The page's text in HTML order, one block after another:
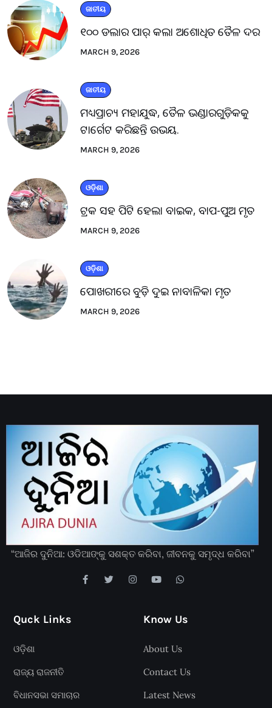
ଜାତୀୟ
୧୦୦ ଡଲାର ପାର୍ କଲା ଅଶୋଧିତ ତୈଳ ଦର
MARCH 9, 2026
ଜାତୀୟ
ମଧ୍ୟପ୍ରାଚ୍ୟ ମହାଯୁଦ୍ଧ, ତୈଳ ଭଣ୍ଡାରଗୁଡ଼ିକକୁ
ଟାର୍ଗେଟ କରିଛନ୍ତି ଉଭୟ.
MARCH 9, 2026
ଓଡ଼ିଶା
ଟ୍ରକ ସହ ପିଟି ହେଲା ବାଇକ, ବାପ-ପୁଅ ମୃତ
MARCH 9, 2026
ଓଡ଼ିଶା
ପୋଖରୀରେ ବୁଡ଼ି ଦୁଇ ନାବାଳିକା ମୃତ
MARCH 9, 2026
“ଆଜିର ଦୁନିଆ: ଓଡିଆଙ୍କୁ ସଶକ୍ତ କରିବା, ଜୀବନକୁ ସମୃଦ୍ଧ କରିବା”
Quck Links
ଓଡ଼ିଶା
ରାଜ୍ୟ ରାଜନୀତି
ବିଧାନସଭା ସମାଚାର
Know Us
About Us
Contact Us
Latest News